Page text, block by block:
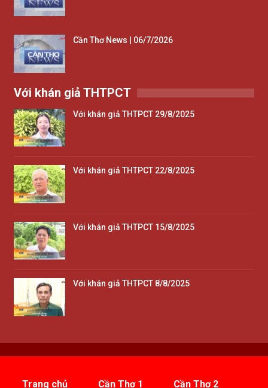
Cần Thơ News | 06/7/2026
Với khán giả THTPCT
Với khán giả THTPCT 29/8/2025
Với khán giả THTPCT 22/8/2025
Với khán giả THTPCT 15/8/2025
Với khán giả THTPCT 8/8/2025
Trang chủ Cần Thơ 1 Cần Thơ 2